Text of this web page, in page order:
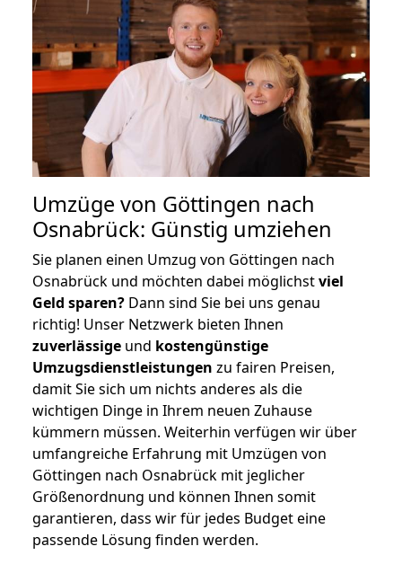
Umzüge von Göttingen nach
Osnabrück: Günstig umziehen
Sie planen einen Umzug von Göttingen nach
Osnabrück und möchten dabei möglichstviel
Geld sparen? Dann sind Sie bei uns genau
richtig! Unser Netzwerk bieten Ihnen
zuverlässige und kostengünstige
Umzugsdienstleistungen zu fairen Preisen,
damit Sie sich um nichts anderes als die
wichtigen Dinge in Ihrem neuen Zuhause
kümmern müssen. Weiterhin verfügen wir über
umfangreiche Erfahrung mit Umzügen von
Göttingen nach Osnabrück mit jeglicher
Größenordnung und können Ihnen somit
garantieren, dass wir für jedes Budget eine
passende Lösung finden werden.